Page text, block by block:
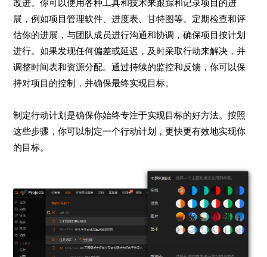
改进。你可以使用各种工具和技术来跟踪和记录项目的进
展，例如项目管理软件、进度表、甘特图等。定期检查和评
估你的进展，与团队成员进行沟通和协调，确保项目按计划
进行。如果发现任何偏差或延迟，及时采取行动来解决，并
调整时间表和资源分配。通过持续的监控和反馈，你可以保
持对项目的控制，并确保最终实现目标。
制定行动计划是确保你始终专注于实现目标的好方法。按照
这些步骤，你可以制定一个行动计划，更快更有效地实现你
的目标。